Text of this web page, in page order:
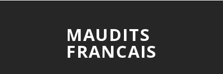
MAUDITS
FRANCAIS